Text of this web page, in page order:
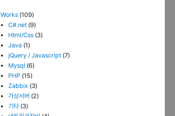
Works (109)
C#.net (9)
Html/Css (3)
Java (1)
jQuery / Javascript (7)
Mysql (6)
PHP (15)
Zabbix (3)
가상서버 (2)
기타 (3)